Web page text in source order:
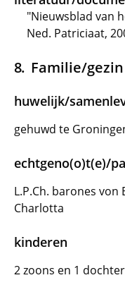
"Nieuwsblad van
Ned. Patriciaat,
Familie/gezin
huwelijk/
gehuwd te
echtgeno(o)t(e)/
L.P.Ch. barones von
Charlotta
kinderen
2 zoons en 1 dochter